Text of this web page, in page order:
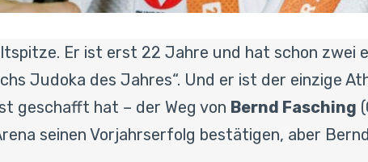
Er ist erst 22 Jahre und hat schon zwei
Judoka des Jahres“. Und er ist der einzige
geschafft hat – der Weg von Bernd Fasching
seinen Vorjahrserfolg bestätigen, aber